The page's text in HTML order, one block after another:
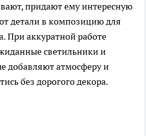
придают ему интересную
детали в композицию для
При аккуратной работе
светильники и
добавляют атмосферу и
без дорогого декора.